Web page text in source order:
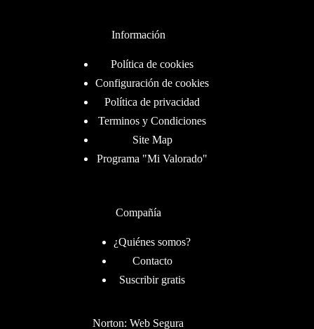
Información
Política de cookies
Configuración de cookies
Política de privacidad
Terminos y Condiciones
Site Map
Programa "Mi Valorado"
Compañía
¿Quiénes somos?
Contacto
Suscribir gratis
Norton: Web Segura